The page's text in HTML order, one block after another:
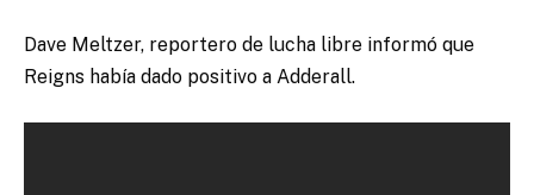
Dave Meltzer, reportero de lucha libre informó que
Reigns había dado positivo a Adderall.